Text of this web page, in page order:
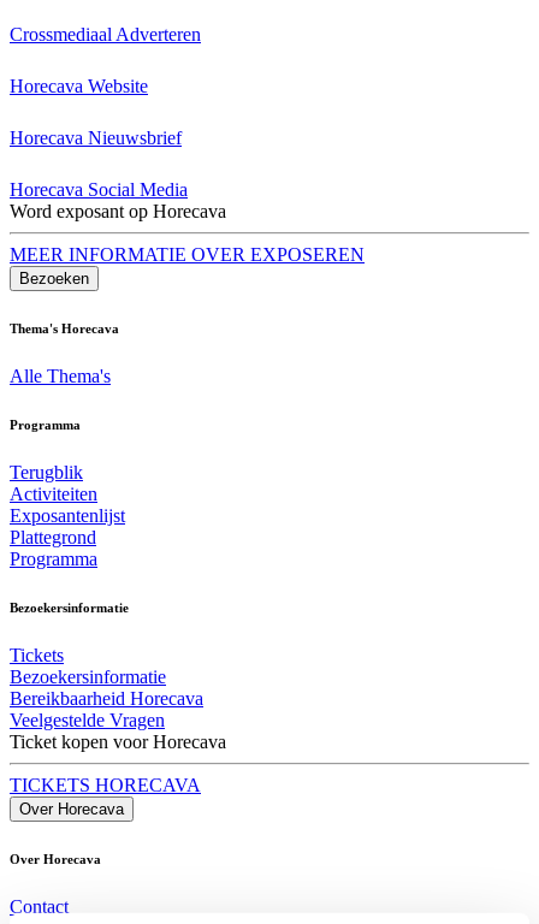
Crossmediaal Adverteren
Horecava Website
Horecava Nieuwsbrief
Horecava Social Media
Word exposant op Horecava
MEER INFORMATIE OVER EXPOSEREN
Bezoeken
Thema's Horecava
Alle Thema's
Programma
Terugblik
Activiteiten
Exposantenlijst
Plattegrond
Programma
Bezoekersinformatie
Tickets
Bezoekersinformatie
Bereikbaarheid Horecava
Veelgestelde Vragen
Ticket kopen voor Horecava
TICKETS HORECAVA
Over Horecava
Over Horecava
Contact